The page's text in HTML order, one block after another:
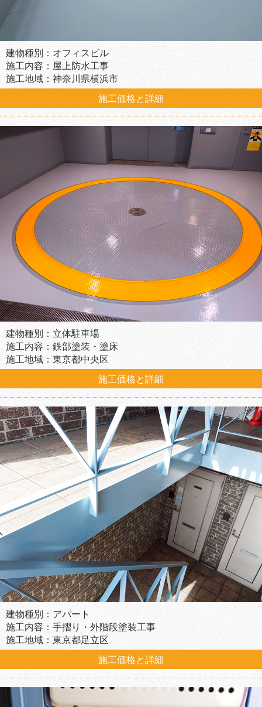
建物種別：オフィスビル
施工内容：屋上防水工事
施工地域：神奈川県横浜市
施工価格と詳細
建物種別：立体駐車場
施工内容：鉄部塗装・塗床
施工地域：東京都中央区
施工価格と詳細
建物種別：アパート
施工内容：手摺り・外階段塗装工事
施工地域：東京都足立区
施工価格と詳細